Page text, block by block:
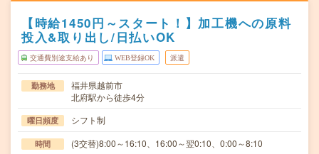
【時給1450円～スタート！】加工機への原料
投入&取り出し/日払いOK
交通費別途支給あり WEB登録OK 派遣
勤務地
福井県越前市
北府駅から徒歩4分
曜日頻度 シフト制
時間 (3交替)8:00～16:10、16:00～翌0:10、0:00～8:10